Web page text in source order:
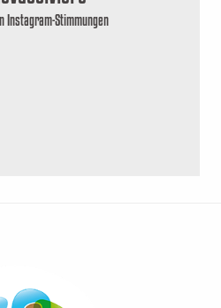
Instagram-Stimmungen